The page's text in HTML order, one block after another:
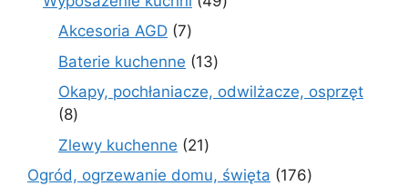
Akcesoria AGD 77
produktów
Baterie kuchenne 1313
produktów
Okapy, pochłaniacze, odwilżacze, osprzęt
88
produktów
Zlewy kuchenne 2121
produktów
Ogród, ogrzewanie domu, święta 176176